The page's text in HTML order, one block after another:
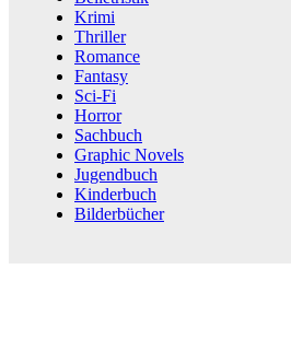
Krimi
Thriller
Romance
Fantasy
Sci-Fi
Horror
Sachbuch
Graphic Novels
Jugendbuch
Kinderbuch
Bilderbücher